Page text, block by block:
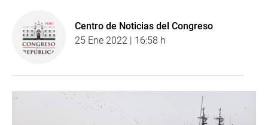
Centro de Noticias del Congreso
25 Ene 2022 | 16:58 h